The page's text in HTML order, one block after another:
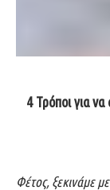
4 Τρόποι για
Φέτος, ξεκινάμε